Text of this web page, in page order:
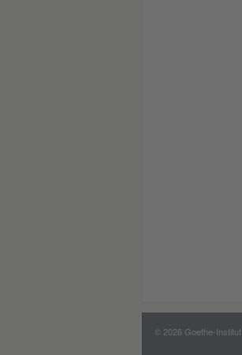
© 2026 Goethe-Institut